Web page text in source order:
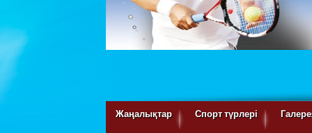
Жаңалықтар Спорт түрлері